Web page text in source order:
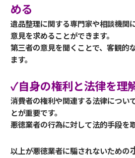
める
遺品整理に関する専門家や相談機関
意見を求めることができます。
第三者の意見を聞くことで、客観的
ます。
✓自身の権利と法律を理
消費者の権利や関連する法律につい
とが重要です。
悪徳業者の行為に対して法的手段を
以上が悪徳業者に騙されないための